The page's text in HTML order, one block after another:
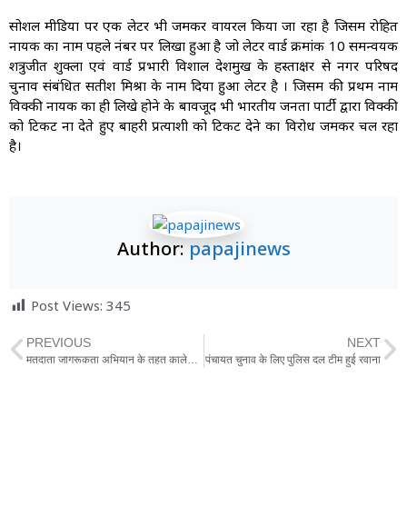
सोशल मीडिया पर एक लेटर भी जमकर वायरल किया जा रहा है जिसमें रोहित
नायक का नाम पहले नंबर पर लिखा हुआ है जो लेटर वार्ड क्रमांक 10 समन्वयक
शत्रुजीत शुक्ला एवं वार्ड प्रभारी विशाल देशमुख के हस्ताक्षर से नगर परिषद
चुनाव संबंधित सतीश मिश्रा के नाम दिया हुआ लेटर है । जिसमें की प्रथम नाम
विक्की नायक का ही लिखे होने के बावजूद भी भारतीय जनता पार्टी द्वारा विक्की
को टिकट ना देते हुए बाहरी प्रत्याशी को टिकट देने का विरोध जमकर चल रहा
है।
Author:papajinews
Post Views: 345
PREVIOUS
मतदाता जागरूकता अभियान के तहत कालेज में विद्यार्थियों को दिलाई शपथ
NEXT
पंचायत चुनाव के लिए पुलिस दल टीम हुई रवाना